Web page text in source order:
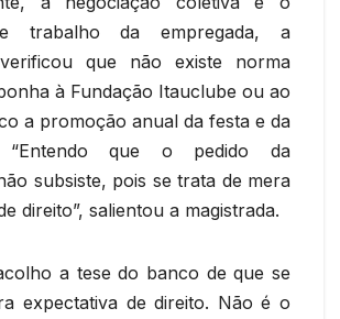
trabalho da empregada, a
verificou que não existe norma
à Fundação Itauclube ou ao
a promoção anual da festa e da
“Entendo que o pedido da
subsiste, pois se trata de mera
direito”, salientou a magistrada.
a tese do banco de que se
expectativa de direito. Não é o